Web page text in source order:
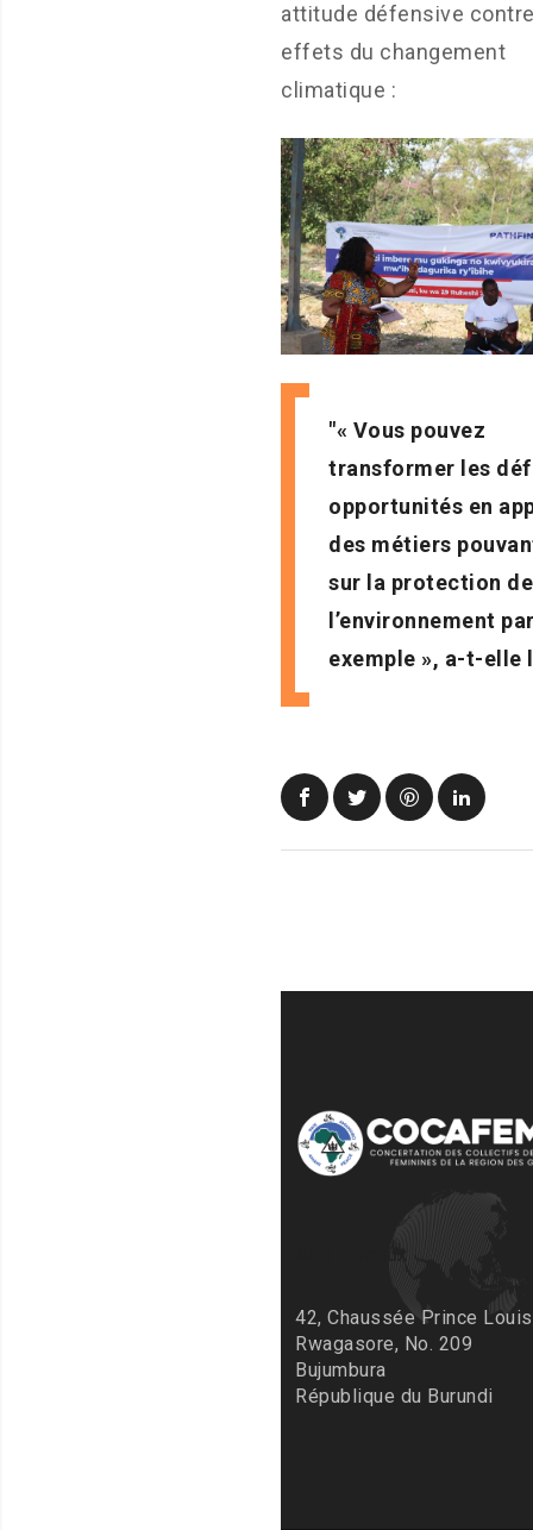
attitude défensive
effets du changement
climatique :
« Vous pouvez
transformer les
opportunités en
des métiers
sur la protection de
l’environnement
exemple », a-t-elle
42, Chaussée Prince Louis
Rwagasore, No. 209
Bujumbura
République du Burundi